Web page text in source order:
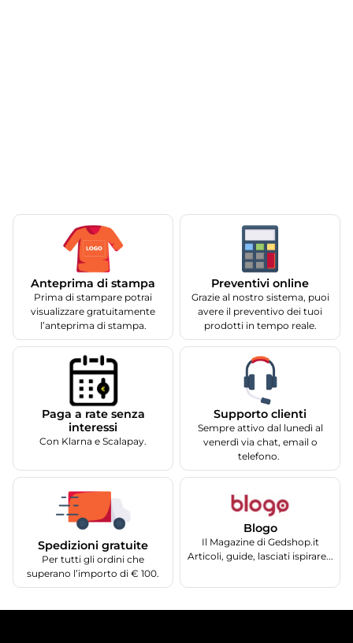
Anteprima di stampa
Prima di stampare potrai
visualizzare gratuitamente
l’anteprima di stampa.
Preventivi online
Grazie al nostro sistema, puoi
avere il preventivo dei tuoi
prodotti in tempo reale.
Paga a rate senza
interessi
Con Klarna e Scalapay.
Supporto clienti
Sempre attivo dal lunedì al
venerdì via chat, email o
telefono.
Spedizioni gratuite
Per tutti gli ordini che
superano l’importo di € 100.
Blogo
Il Magazine di Gedshop.it
Articoli, guide, lasciati ispirare...